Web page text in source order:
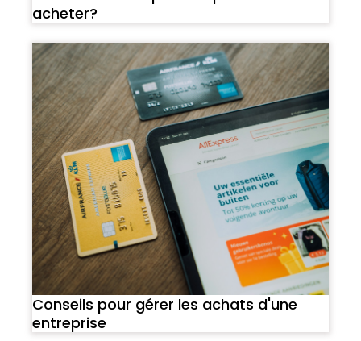
acheter?
Conseils pour gérer les achats d'une
entreprise